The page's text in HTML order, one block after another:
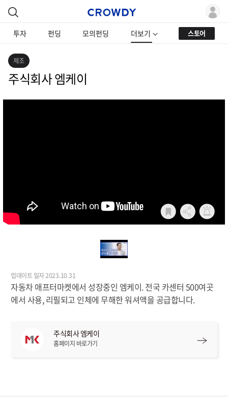
투자 펀딩 모의펀딩 더보기 스토어
제조
주식회사 엠케이
업데이트 일자 2023.10.31
자동차 애프터마켓에서 성장중인 엠케이. 전국 카센터 500여곳
에서 사용, 리필되고 인체에 무해한 워셔액을 공급합니다.
주식회사 엠케이
홈페이지 바로가기